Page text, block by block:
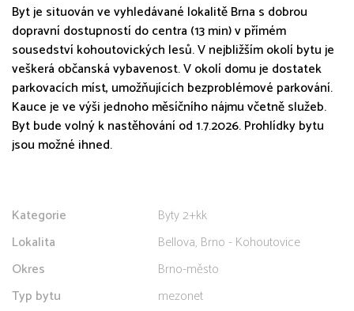
Byt je situován ve vyhledávané lokalitě Brna s dobrou
dopravní dostupností do centra (13 min) v přímém
sousedství kohoutovických lesů. V nejbližším okolí bytu je
veškerá občanská vybavenost. V okolí domu je dostatek
parkovacích míst, umožňujících bezproblémové parkování.
Kauce je ve výši jednoho měsíčního nájmu včetně služeb.
Byt bude volný k nastěhování od 1.7.2026. Prohlídky bytu
jsou možné ihned.
Kategorie
Byty 2+kk
Lokalita
Bellova, Brno - Kohoutovice
Okres
Brno-město
Typ bytu
mezonet